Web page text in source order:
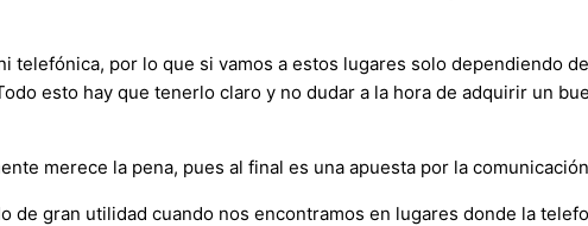
telefónica, por lo que si vamos a estos lugares solo dependiendo
esto hay que tenerlo claro y no dudar a la hora de adquirir un
merece la pena, pues al final es una apuesta por la
gran utilidad cuando nos encontramos en lugares donde la